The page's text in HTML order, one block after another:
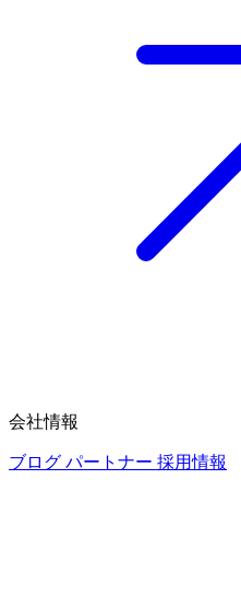
会社情報
ブログ パートナー 採用情報